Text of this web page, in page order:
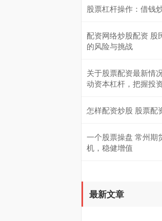
股票杠杆操作：借钱
配资网络炒股配资 股
的风险与挑战
关于股票配资最新情
动资本杠杆，把握投
怎样配资炒股 股票配
一个股票操盘 常州期
机，稳健增值
最新文章